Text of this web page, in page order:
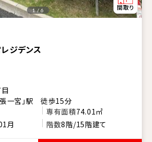
ジデンス
1 / 6
一宮」駅 徒歩15分
専有面積74.01㎡
月 階数8階/15階建て